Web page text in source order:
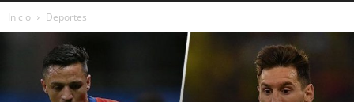
Inicio Deportes